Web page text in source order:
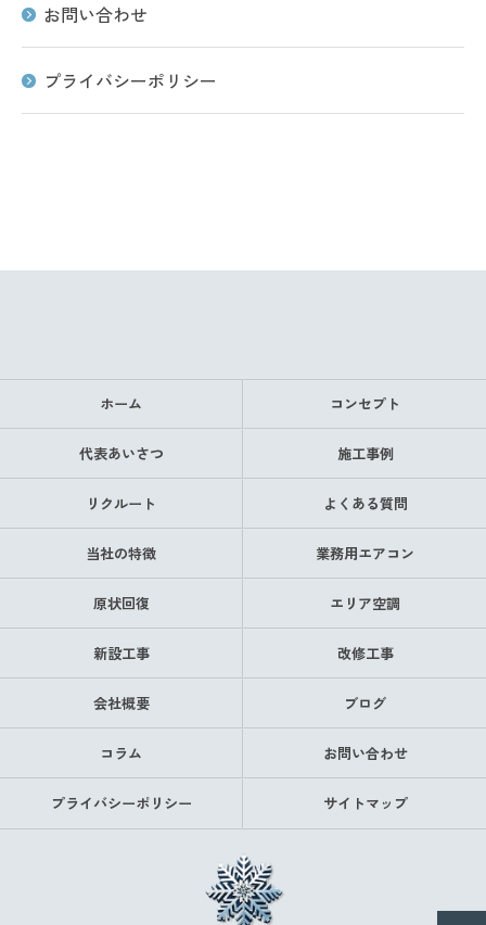
お問い合わせ
プライバシーポリシー
ホーム コンセプト
代表あいさつ 施工事例
リクルート よくある質問
当社の特徴 業務用エアコン
原状回復 エリア空調
新設工事 改修工事
会社概要 ブログ
コラム お問い合わせ
プライバシーポリシー サイトマップ